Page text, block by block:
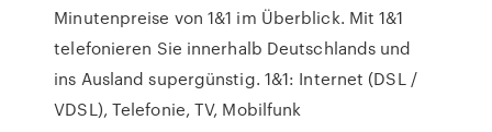
Minutenpreise von 1&1 im Überblick. Mit 1&1
telefonieren Sie innerhalb Deutschlands und
ins Ausland supergünstig. 1&1: Internet (DSL /
VDSL), Telefonie, TV, Mobilfunk